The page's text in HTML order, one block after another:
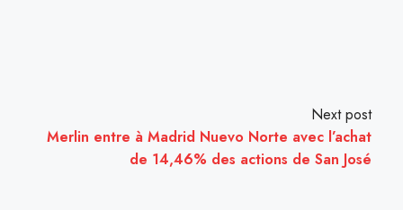
Next post
Merlin entre à Madrid Nuevo Norte avec l’achat
de 14,46% des actions de San José